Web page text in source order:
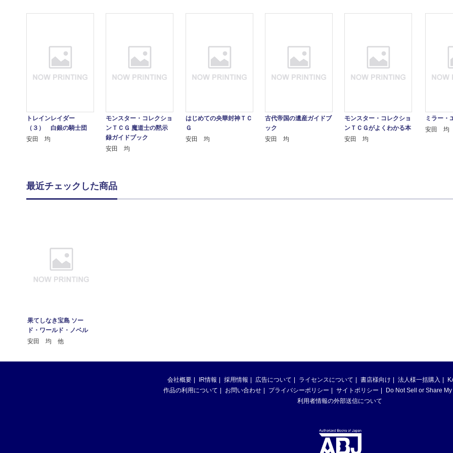
トレインレイダー
（３） 白銀の騎士団
安田 均
モンスター・コレクショ
ンＴＣＧ 魔道士の黙示
録ガイドブック
安田 均
はじめての央華封神ＴＣ
Ｇ
安田 均
古代帝国の遺産ガイドブ
ック
安田 均
モンスター・コレクショ
ンＴＣＧがよくわかる本
安田 均
ミラー・
安田 均
最近チェックした商品
果てしなき宝島 ソー
ド・ワールド・ノベル
安田 均 他
会社概要 IR情報 採用情報 広告について ライセンスについて 書店様向け 法人様一括購入
作品の利用について
お問い合わせ プライバシーポリシー サイトポリシー
Do Not Sell or Share
利用者情報の外部送信について